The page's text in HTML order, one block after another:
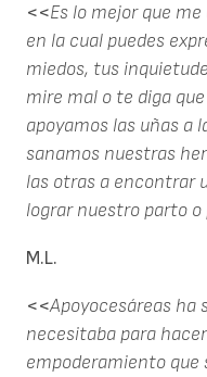
<<Es lo mejor que
en la cual puedes
miedos, tus
mire mal o te diga
apoyamos las uñas a
sanamos nuestras
las otras a encontrar
lograr nuestro parto o
M.L.
<<Apoyocesáreas ha
necesitaba para
empoderamiento que